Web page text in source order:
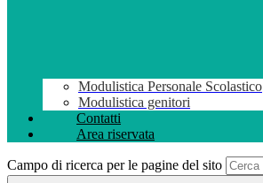
Modulistica Personale Scolastico
Modulistica genitori
Contatti
Area riservata
Campo di ricerca per le pagine del sito